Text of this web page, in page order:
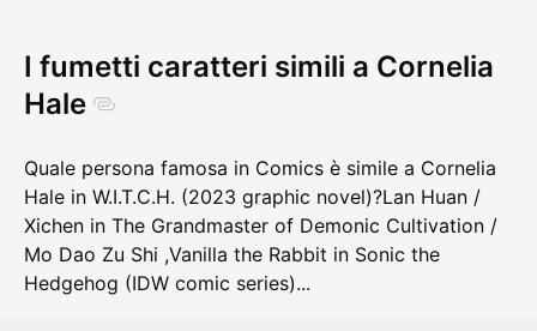
I fumetti caratteri simili a Cornelia
Hale
Quale persona famosa in Comics è simile a Cornelia
Hale in W.I.T.C.H. (2023 graphic novel)?Lan Huan /
Xichen in The Grandmaster of Demonic Cultivation /
Mo Dao Zu Shi ,Vanilla the Rabbit in Sonic the
Hedgehog (IDW comic series)...